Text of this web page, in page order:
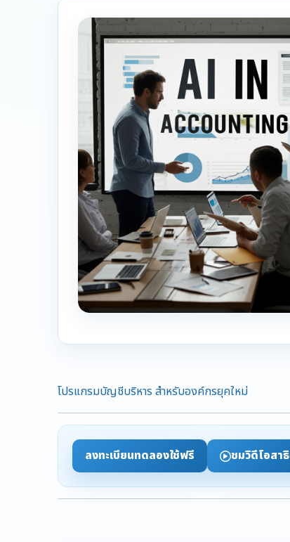
โปรแกรมบัญชีบริหาร สำหรับองค์กรยุคใหม่
ลงทะเบียนทดลองใช้ฟรี ชมวิดีโอสา